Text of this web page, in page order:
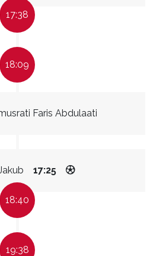
17:38
18:09
Faris Abdulaati
17:25
18:40
19:38